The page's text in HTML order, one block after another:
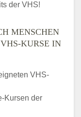
der VHS!
MENSCHEN
KURSE IN
VHS-
Kursen der